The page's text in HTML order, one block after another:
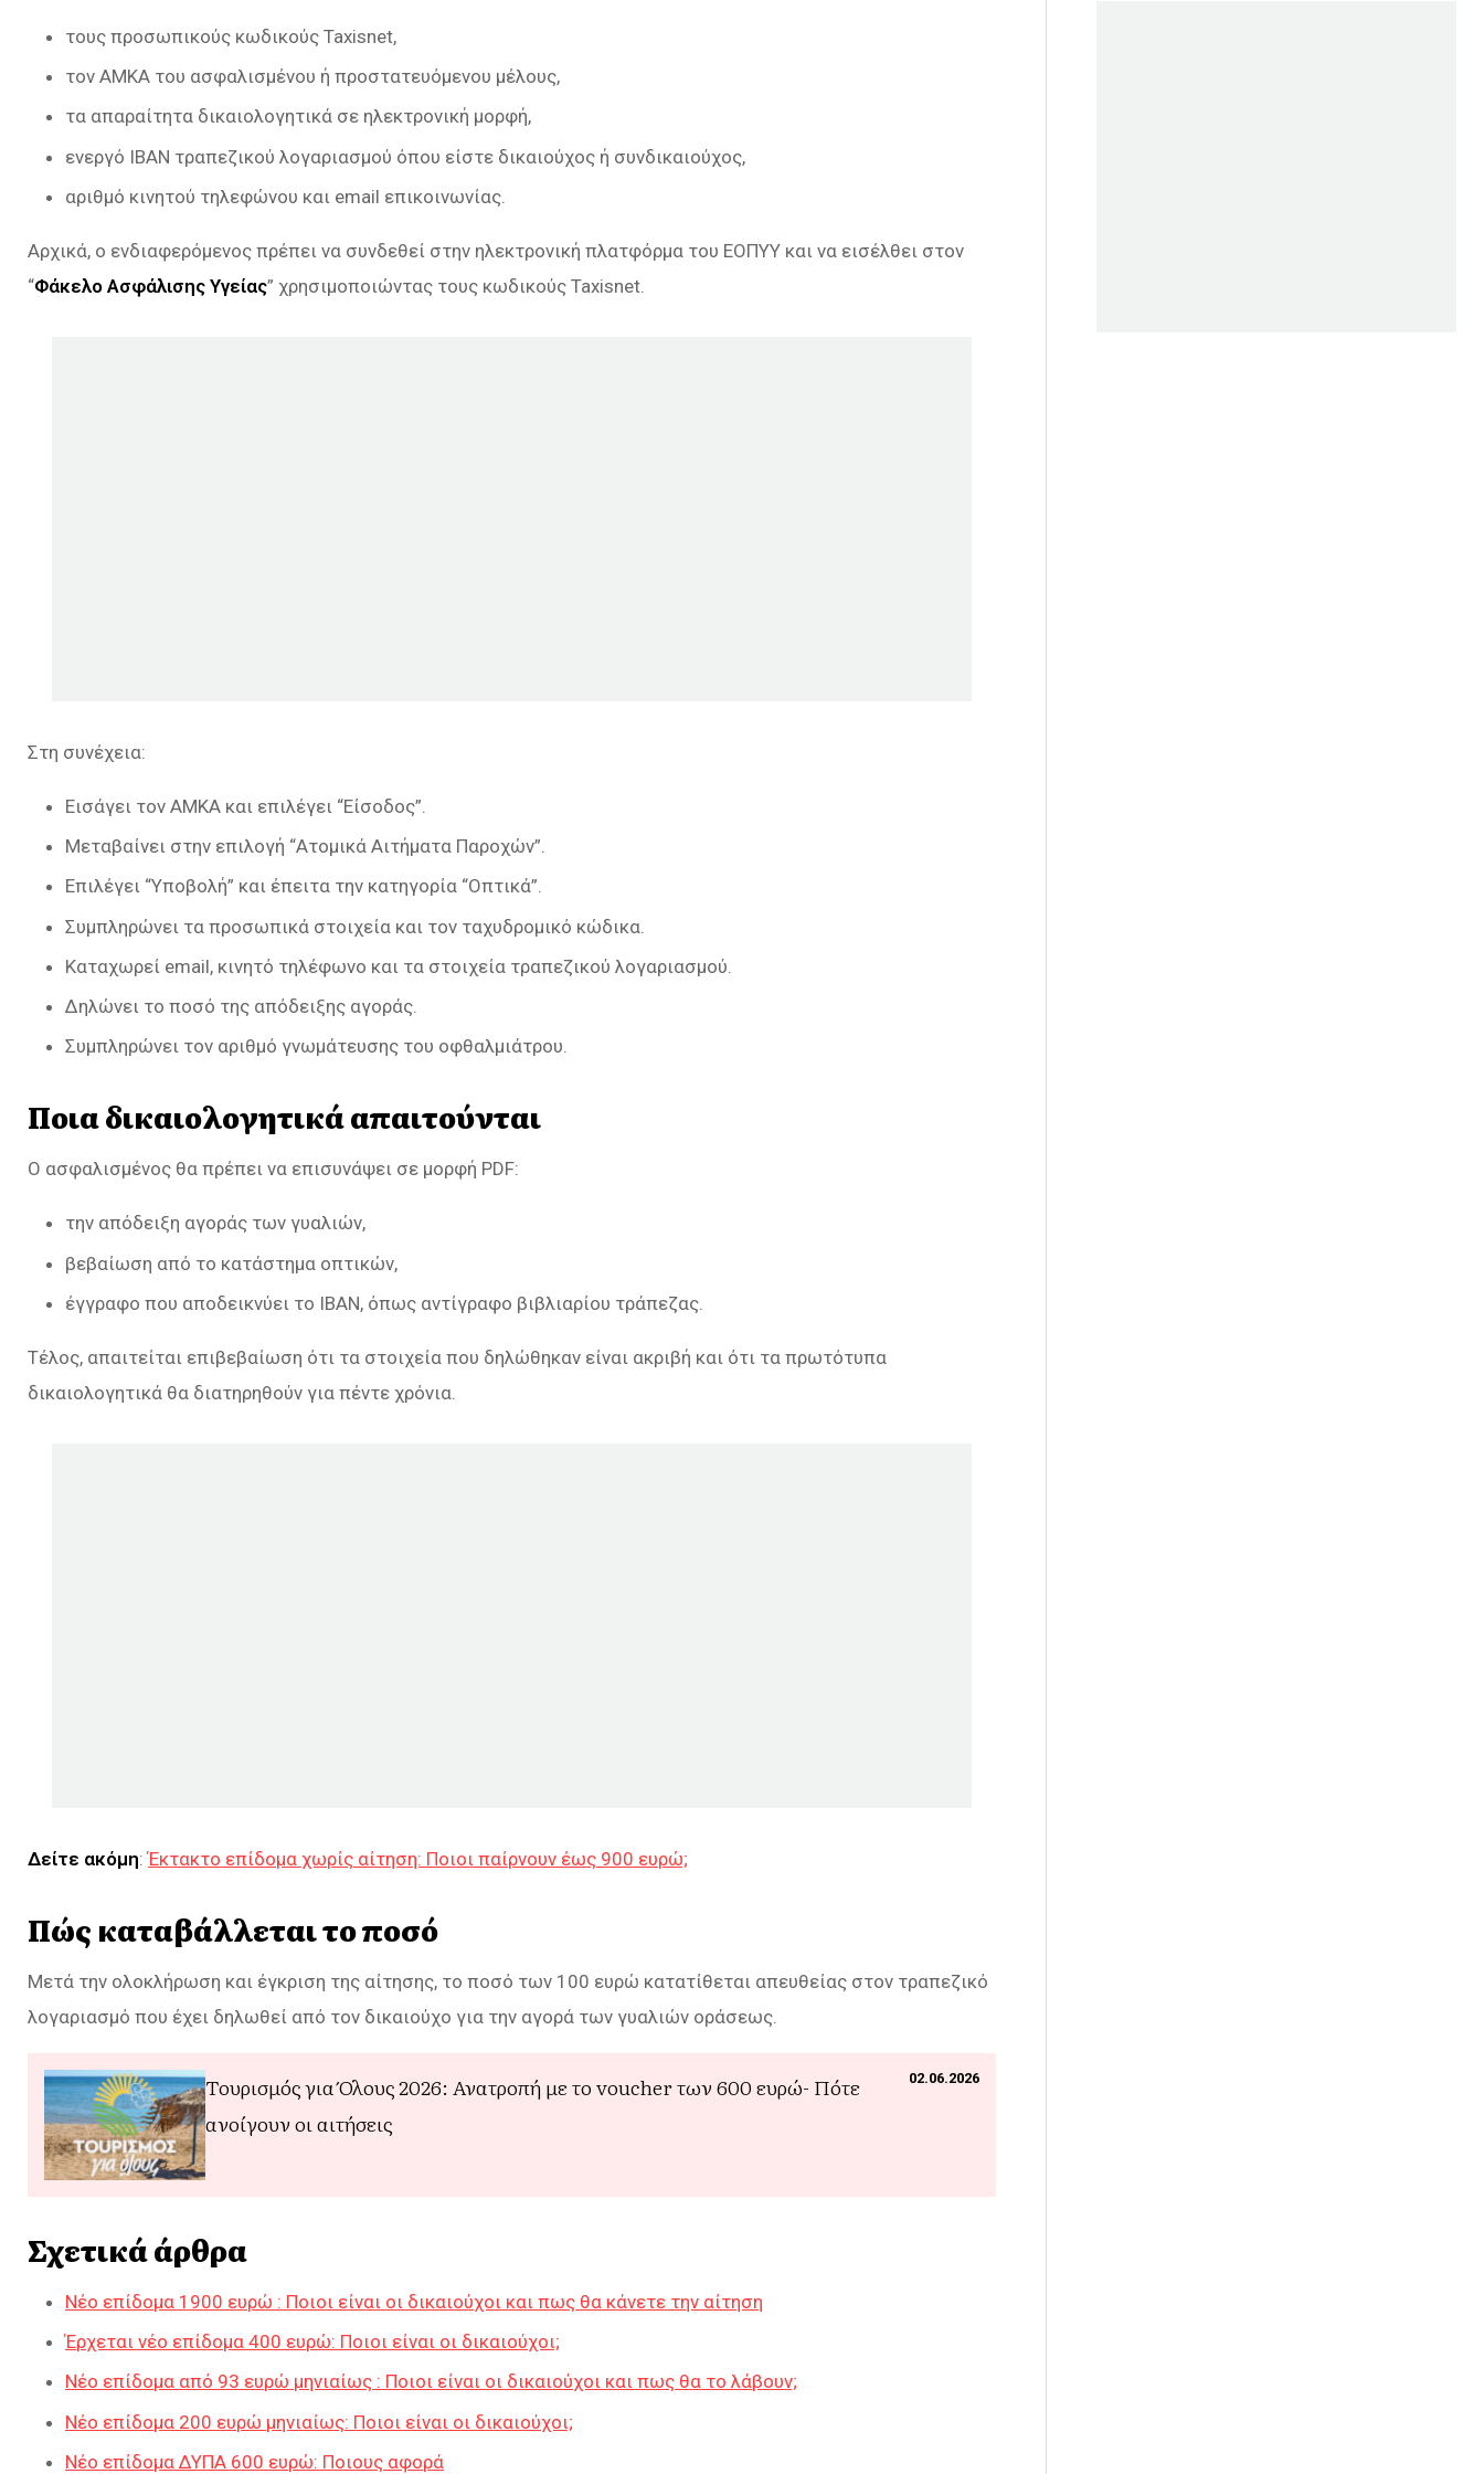
τους προσωπικούς κωδικούς Taxisnet,
τον ΑΜΚΑ του ασφαλισμένου ή προστατευόμενου μέλους,
τα απαραίτητα δικαιολογητικά σε ηλεκτρονική μορφή,
ενεργό IBAN τραπεζικού λογαριασμού όπου είστε δικαιούχος ή συνδικαιούχος,
αριθμό κινητού τηλεφώνου και email επικοινωνίας.
Αρχικά, ο ενδιαφερόμενος πρέπει να συνδεθεί στην ηλεκτρονική πλατφόρμα του ΕΟΠΥΥ και να εισέλθει στον
“Φάκελο Ασφάλισης Υγείας” χρησιμοποιώντας τους κωδικούς Taxisnet.
Στη συνέχεια:
Εισάγει τον ΑΜΚΑ και επιλέγει “Είσοδος”.
Μεταβαίνει στην επιλογή “Ατομικά Αιτήματα Παροχών”.
Επιλέγει “Υποβολή” και έπειτα την κατηγορία “Οπτικά”.
Συμπληρώνει τα προσωπικά στοιχεία και τον ταχυδρομικό κώδικα.
Καταχωρεί email, κινητό τηλέφωνο και τα στοιχεία τραπεζικού λογαριασμού.
Δηλώνει το ποσό της απόδειξης αγοράς.
Συμπληρώνει τον αριθμό γνωμάτευσης του οφθαλμιάτρου.
Ποια δικαιολογητικά απαιτούνται
Ο ασφαλισμένος θα πρέπει να επισυνάψει σε μορφή PDF:
την απόδειξη αγοράς των γυαλιών,
βεβαίωση από το κατάστημα οπτικών,
έγγραφο που αποδεικνύει το IBAN, όπως αντίγραφο βιβλιαρίου τράπεζας.
Τέλος, απαιτείται επιβεβαίωση ότι τα στοιχεία που δηλώθηκαν είναι ακριβή και ότι τα πρωτότυπα
δικαιολογητικά θα διατηρηθούν για πέντε χρόνια.
Δείτε ακόμη:Έκτακτο επίδομα χωρίς αίτηση: Ποιοι παίρνουν έως 900 ευρώ;
Πώς καταβάλλεται το ποσό
Μετά την ολοκλήρωση και έγκριση της αίτησης, το ποσό των 100 ευρώ κατατίθεται απευθείας στον τραπεζικό
λογαριασμό που έχει δηλωθεί από τον δικαιούχο για την αγορά των γυαλιών οράσεως.
02.06.2026
Τουρισμός για Όλους 2026: Ανατροπή με το voucher των 600 ευρώ- Πότε
ανοίγουν οι αιτήσεις
Σχετικά άρθρα
Νέο επίδομα 1900 ευρώ : Ποιοι είναι οι δικαιούχοι και πως θα κάνετε την αίτηση
Έρχεται νέο επίδομα 400 ευρώ: Ποιοι είναι οι δικαιούχοι;
Νέο επίδομα από 93 ευρώ μηνιαίως : Ποιοι είναι οι δικαιούχοι και πως θα το λάβουν;
Νέο επίδομα 200 ευρώ μηνιαίως: Ποιοι είναι οι δικαιούχοι;
Νέο επίδομα ΔΥΠΑ 600 ευρώ: Ποιους αφορά